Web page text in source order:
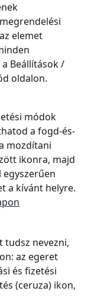
elemet
Beállítások /
oldalon.
módok
a fogd-és-
mozdítani
ikonra, majd
a kívánt helyre.
tudsz nevezni,
az egeret
és fizetési
(ceruza) ikon,